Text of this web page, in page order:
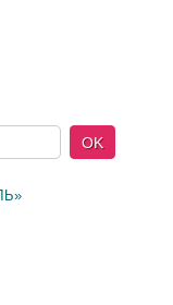
OK